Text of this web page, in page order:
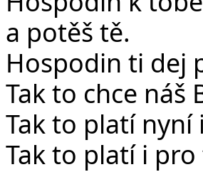
a potěš tě.
Hospodin ti dej
Tak to chce náš
Tak to platí nyní
Tak to platí i pro